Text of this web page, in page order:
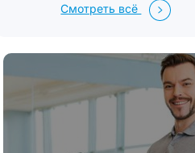
Смотреть всё